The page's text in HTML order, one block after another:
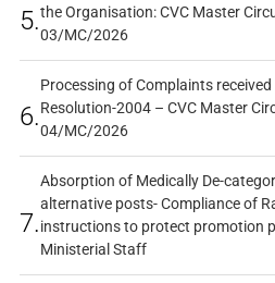
5.the Organisation: CVC Master
03/MC/2026
6.
Processing of Complaints received
Resolution-2004 – CVC Master
04/MC/2026
7.
Absorption of Medically De-
alternative posts- Compliance of
instructions to protect promotion
Ministerial Staff